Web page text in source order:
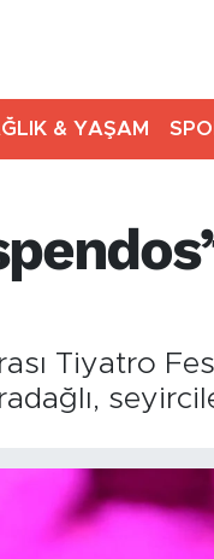
& YAŞAM
Tiyatro